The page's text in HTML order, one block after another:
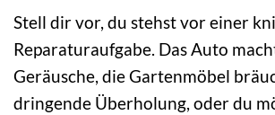
Stell dir vor, du stehst vor einer
Reparaturaufgabe. Das Auto
Geräusche, die Gartenmöbel
dringende Überholung, oder du